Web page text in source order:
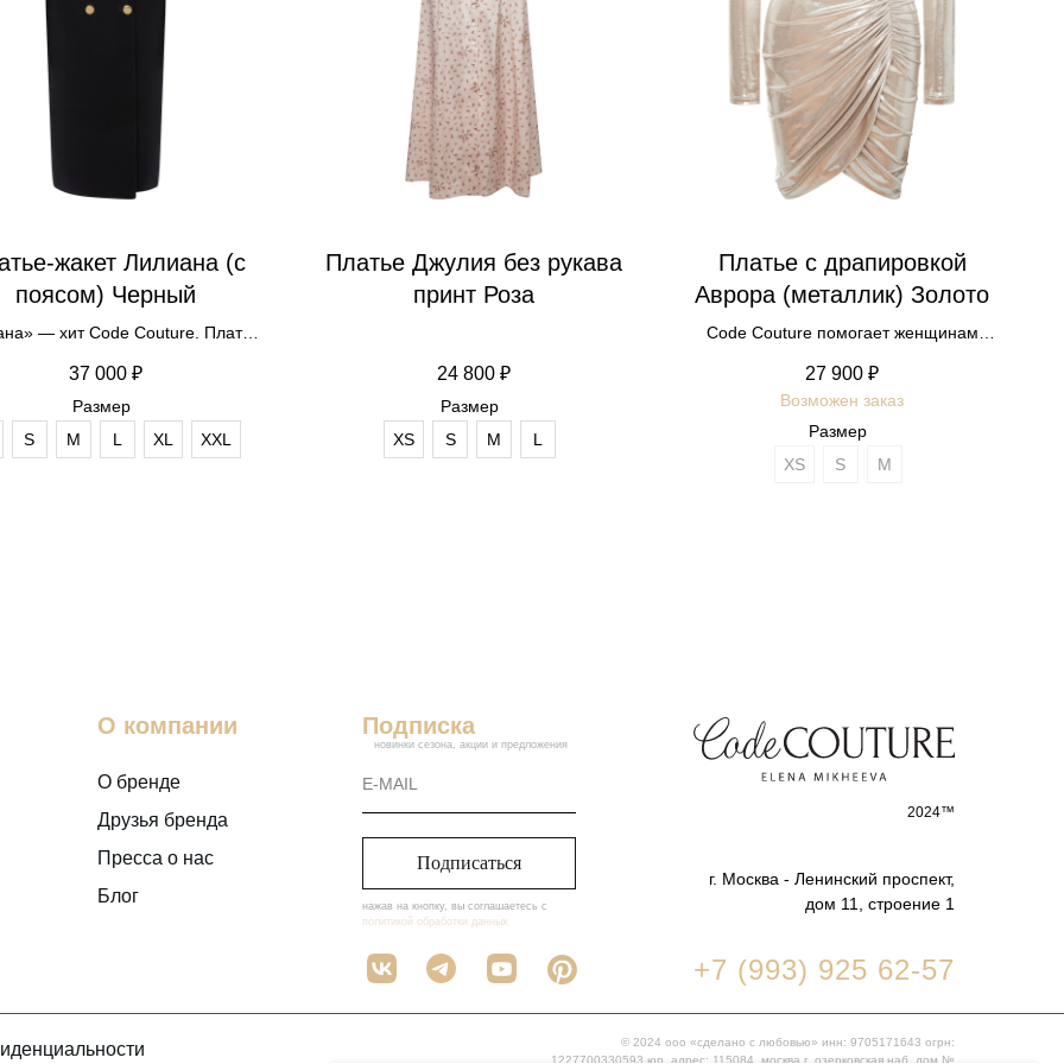
жакет Лилиана (с
поясом) Черный
— хит Code Couture. Платье-
для церемонии награждения,
президент лично выразил ей
за заслуги перед
В платье «Лилиана» актриса
тела. Увеличенная линия
подчеркивают талию, делают
стройным. Кармашки создают
подчеркивает грудь. Открытая
и боди. На работу и на
37 000 ₽
Размер
S М L XL XXL
Платье Джулия без рукава
принт Роза
24 800 ₽
Размер
XS
S М L
Платье с драпировкой
Аврора (металлик) Золото
Code Couture помогает женщинам
индивидуальность. Платье «Аврора» —
для тех, кто хочет заявить миру: «Я
соблазнительна, чувственна и
прекрасна»
27 900 ₽
Размер
XS
S М
© 2024 ооо «сделано с любовью» инн: 9705171643 огрн:
1227700330593 юр. адрес: 115084, москва г, озерковская наб, дом №
О бренде
Друзья бренда
Пресса о нас
Блог
О компании
Подписаться
2024™
Подписка
нажав на кнопку, вы соглашаетесь с
политикой обработки данных
новинки сезона, акции и предложения
г. Москва - Ленинский проспект,
дом 11, строение 1
+7 (993) 925 62-57